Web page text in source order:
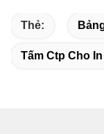
Thẻ:
Tấm Ctp Cho